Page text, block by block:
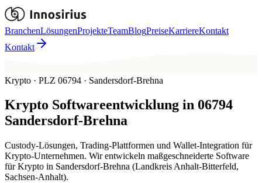
BranchenLösungenProjekteTeamBlogPreiseKarriereKontakt
Kontakt
Krypto · PLZ 06794 · Sandersdorf-Brehna
Krypto Softwareentwicklung in 06794
Sandersdorf-Brehna
Custody-Lösungen, Trading-Plattformen und Wallet-Integration für
Krypto-Unternehmen. Wir entwickeln maßgeschneiderte Software
für Krypto in Sandersdorf-Brehna (Landkreis Anhalt-Bitterfeld,
Sachsen-Anhalt).